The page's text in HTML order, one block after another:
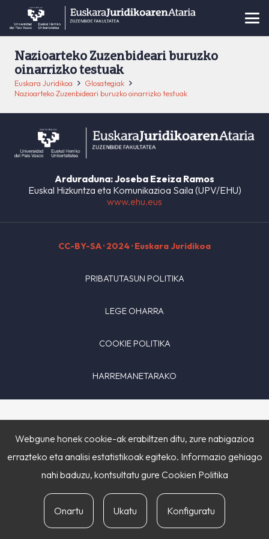
Nazioarteko Zuzenbideari buruzko
oinarrizko testuak
Euskara Juridikoa
Glosategiak
Nazioarteko Zuzenbideari buruzko oinarrizko testuak
Arduraduna: Joseba Ezeiza Ramos
Euskal Hizkuntza eta Komunikazioa Saila (UPV/EHU)
www.ehu.eus
CC-BY-SA· 2024 · Euskara Juridikoa
PRIBATUTASUN POLITIKA
LEGE OHARRA
COOKIE POLITIKA
HARREMANETARAKO
Webgune honek cookie-ak erabiltzen ditu, zure nabigazioa
errazteko eta analisi estatistikoak egiteko. Informazio gehiago
nahi baduzu, kontsultatu gure Cookien Politika
Onartu Ukatu Konfiguratu